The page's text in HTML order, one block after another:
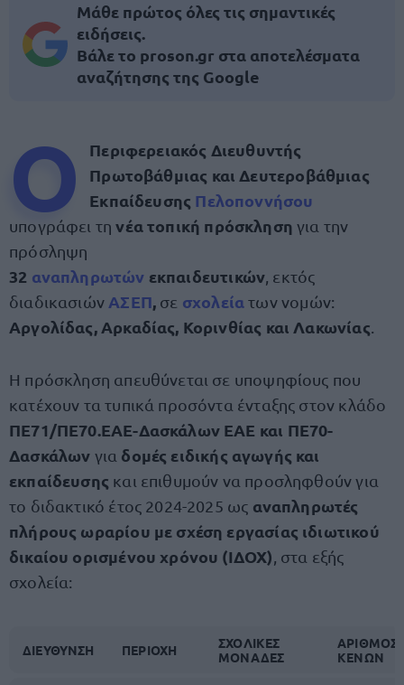
Μάθε πρώτος όλες τις σημαντικές
ειδήσεις.
Βάλε το proson.gr στα αποτελέσματα
αναζήτησης της Google
Ο
Περιφερειακός Διευθυντής
Πρωτοβάθμιας και Δευτεροβάθμιας
Εκπαίδευσης Πελοποννήσου
υπογράφει τηνέα τοπική πρόσκληση για την
πρόσληψη
32 αναπληρωτών εκπαιδευτικών , εκτός
διαδικασιών ΑΣΕΠ, σε σχολείατων νομών:
Αργολίδας, Αρκαδίας, Κορινθίας και Λακωνίας
Η πρόσκληση απευθύνεται σε υποψηφίους που
κατέχουν τα τυπικά προσόντα ένταξης στον κλάδο
ΠΕ71/ΠΕ70.ΕΑΕ-Δασκάλων ΕΑΕ και ΠΕ70-
Δασκάλων για δομές ειδικής αγωγής και
εκπαίδευσης και επιθυμούν να προσληφθούν για
το διδακτικό έτος 2024-2025 ως αναπληρωτές
πλήρους ωραρίου με σχέση εργασίας ιδιωτικού
δικαίου ορισμένου χρόνου (ΙΔΟΧ) , στα εξής
σχολεία:
ΔΙΕΥΘΥΝΣΗ ΠΕΡΙΟΧΗ
ΣΧΟΛΙΚΕΣ
ΜΟΝΑΔΕΣ
ΑΡΙΘΜΟΣ
ΚΕΝΩΝ